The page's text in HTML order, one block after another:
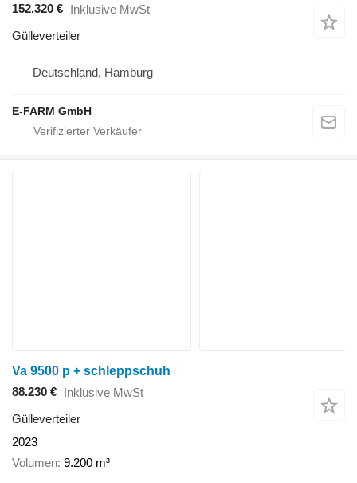
152.320 € Inklusive MwSt
Gülleverteiler
Deutschland, Hamburg
E-FARM GmbH
Va 9500 p + schleppschuh
88.230 € Inklusive MwSt
Gülleverteiler
2023
Volumen 9.200 m³